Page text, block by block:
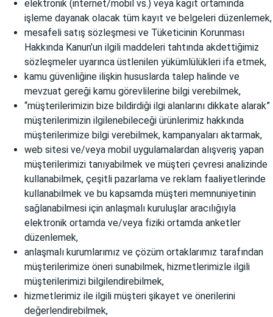
elektronik (internet/mobil vs.) veya kağıt ortamında
işleme dayanak olacak tüm kayıt ve belgeleri düzenlemek,
mesafeli satış sözleşmesi ve Tüketicinin Korunması
Hakkında Kanun’un ilgili maddeleri tahtında akdettiğimiz
sözleşmeler uyarınca üstlenilen yükümlülükleri ifa etmek,
kamu güvenliğine ilişkin hususlarda talep halinde ve
mevzuat gereği kamu görevlilerine bilgi verebilmek,
“müşterilerimizin bize bildirdiği ilgi alanlarını dikkate alarak”
müşterilerimizin ilgilenebileceği ürünlerimiz hakkında
müşterilerimize bilgi verebilmek, kampanyaları aktarmak,
web sitesi ve/veya mobil uygulamalardan alışveriş yapan
müşterilerimizi tanıyabilmek ve müşteri çevresi analizinde
kullanabilmek, çeşitli pazarlama ve reklam faaliyetlerinde
kullanabilmek ve bu kapsamda müşteri memnuniyetinin
sağlanabilmesi için anlaşmalı kuruluşlar aracılığıyla
elektronik ortamda ve/veya fiziki ortamda anketler
düzenlemek,
anlaşmalı kurumlarımız ve çözüm ortaklarımız tarafından
müşterilerimize öneri sunabilmek, hizmetlerimizle ilgili
müşterilerimizi bilgilendirebilmek,
hizmetlerimiz ile ilgili müşteri şikayet ve önerilerini
değerlendirebilmek,